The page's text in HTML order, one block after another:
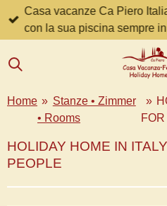
Zum
Hauptinhalt
Casa vacanze Ca Piero
con la sua piscina sempre
Home » Stanze • Zimmer
• Rooms
»
HOLIDAY HOME IN
PEOPLE